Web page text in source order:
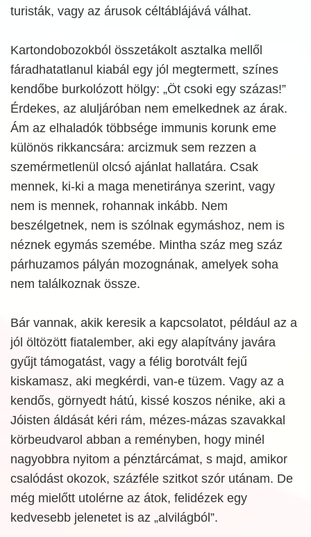
turisták, vagy az árusok céltáblájává válhat.
Kartondobozokból összetákolt asztalka mellől
fáradhatatlanul kiabál egy jól megtermett, színes
kendőbe burkolózott hölgy: „Öt csoki egy százas!”
Érdekes, az aluljáróban nem emelkednek az árak.
Ám az elhaladók többsége immunis korunk eme
különös rikkancsára: arcizmuk sem rezzen a
szemérmetlenül olcsó ajánlat hallatára. Csak
mennek, ki-ki a maga menetiránya szerint, vagy
nem is mennek, rohannak inkább. Nem
beszélgetnek, nem is szólnak egymáshoz, nem is
néznek egymás szemébe. Mintha száz meg száz
párhuzamos pályán mozognának, amelyek soha
nem találkoznak össze.
Bár vannak, akik keresik a kapcsolatot, például az a
jól öltözött fiatalember, aki egy alapítvány javára
gyűjt támogatást, vagy a félig borotvált fejű
kiskamasz, aki megkérdi, van-e tüzem. Vagy az a
kendős, görnyedt hátú, kissé koszos nénike, aki a
Jóisten áldását kéri rám, mézes-mázas szavakkal
körbeudvarol abban a reményben, hogy minél
nagyobbra nyitom a pénztárcámat, s majd, amikor
csalódást okozok, százféle szitkot szór utánam. De
még mielőtt utolérne az átok, felidézek egy
kedvesebb jelenetet is az „alvilágból”.